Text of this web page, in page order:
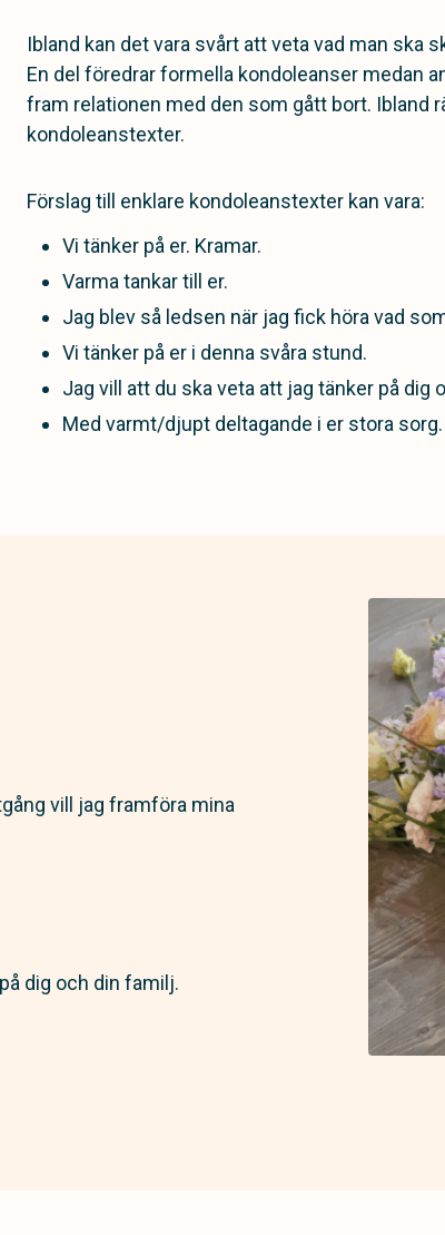
Ibland kan det vara svårt att veta vad man ska
En del föredrar formella kondoleanser medan
fram relationen med den som gått bort. Ibland
kondoleanstexter.
Förslag till enklare kondoleanstexter kan vara:
Vi tänker på er. Kramar.
Varma tankar till er.
Jag blev så ledsen när jag fick höra vad
Vi tänker på er i denna svåra stund.
Jag vill att du ska veta att jag tänker på dig
Med varmt/djupt deltagande i er stora sorg.
vill jag framföra mina
dig och din familj.